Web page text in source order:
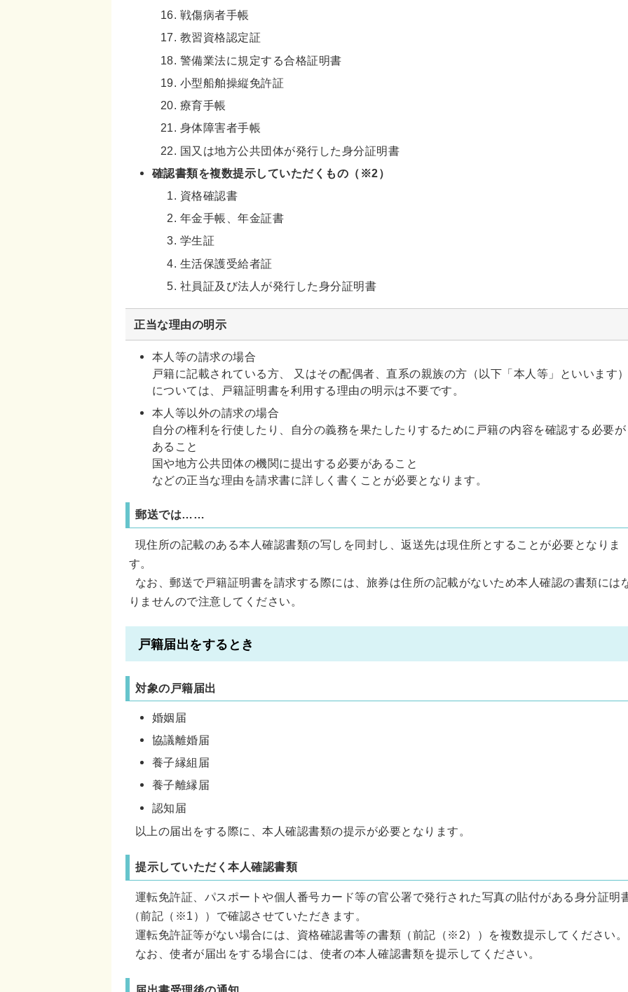
戦傷病者手帳
教習資格認定証
警備業法に規定する合格証明書
小型船舶操縦免許証
療育手帳
身体障害者手帳
国又は地方公共団体が発行した身分証明書
確認書類を複数提示していただくもの（※2）
資格確認書
年金手帳、年金証書
学生証
生活保護受給者証
社員証及び法人が発行した身分証明書
正当な理由の明示
本人等の請求の場合
戸籍に記載されている方、 又はその配偶者、直系の親族の方（以下「本人等」といいます
については、戸籍証明書を利用する理由の明示は不要です。
本人等以外の請求の場合
自分の権利を行使したり、自分の義務を果たしたりするために戸籍の内容を確認する必要が
あること
国や地方公共団体の機関に提出する必要があること
などの正当な理由を請求書に詳しく書くことが必要となります。
郵送では……
現住所の記載のある本人確認書類の写しを同封し、返送先は現住所とすることが必要となりま
す。
なお、郵送で戸籍証明書を請求する際には、旅券は住所の記載がないため本人確認の書類には
りませんので注意してください。
戸籍届出をするとき
対象の戸籍届出
婚姻届
協議離婚届
養子縁組届
養子離縁届
認知届
以上の届出をする際に、本人確認書類の提示が必要となります。
提示していただく本人確認書類
運転免許証、パスポートや個人番号カード等の官公署で発行された写真の貼付がある身分証明
（前記（※1））で確認させていただきます。
運転免許証等がない場合には、資格確認書等の書類（前記（※2））を複数提示してください。
なお、使者が届出をする場合には、使者の本人確認書類を提示してください。